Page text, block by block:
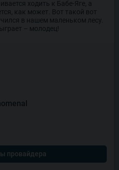
ходить к Бабе-Яге, а
как может. Вот такой вот
в нашем маленьком лесу.
– молодец!
провайдера